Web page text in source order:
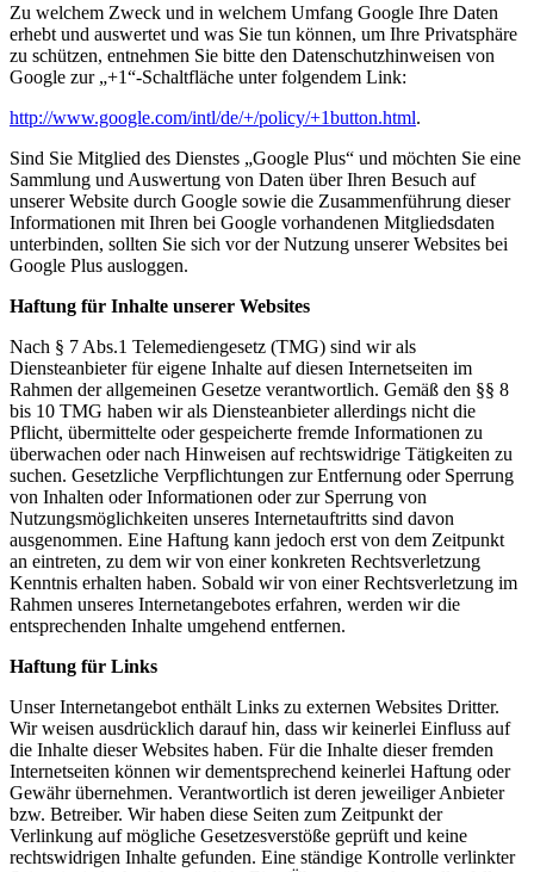
Zu welchem Zweck und in welchem Umfang Google Ihre Daten
erhebt und auswertet und was Sie tun können, um Ihre Privatsphäre
zu schützen, entnehmen Sie bitte den Datenschutzhinweisen von
Google zur „+1“-Schaltfläche unter folgendem Link:
http://www.google.com/intl/de/+/policy/+1button.html.
Sind Sie Mitglied des Dienstes „Google Plus“ und möchten Sie eine
Sammlung und Auswertung von Daten über Ihren Besuch auf
unserer Website durch Google sowie die Zusammenführung dieser
Informationen mit Ihren bei Google vorhandenen Mitgliedsdaten
unterbinden, sollten Sie sich vor der Nutzung unserer Websites bei
Google Plus ausloggen.
Haftung für Inhalte unserer Websites
Nach § 7 Abs.1 Telemediengesetz (TMG) sind wir als
Diensteanbieter für eigene Inhalte auf diesen Internetseiten im
Rahmen der allgemeinen Gesetze verantwortlich. Gemäß den §§ 8
bis 10 TMG haben wir als Diensteanbieter allerdings nicht die
Pflicht, übermittelte oder gespeicherte fremde Informationen zu
überwachen oder nach Hinweisen auf rechtswidrige Tätigkeiten zu
suchen. Gesetzliche Verpflichtungen zur Entfernung oder Sperrung
von Inhalten oder Informationen oder zur Sperrung von
Nutzungsmöglichkeiten unseres Internetauftritts sind davon
ausgenommen. Eine Haftung kann jedoch erst von dem Zeitpunkt
an eintreten, zu dem wir von einer konkreten Rechtsverletzung
Kenntnis erhalten haben. Sobald wir von einer Rechtsverletzung im
Rahmen unseres Internetangebotes erfahren, werden wir die
entsprechenden Inhalte umgehend entfernen.
Haftung für Links
Unser Internetangebot enthält Links zu externen Websites Dritter.
Wir weisen ausdrücklich darauf hin, dass wir keinerlei Einfluss auf
die Inhalte dieser Websites haben. Für die Inhalte dieser fremden
Internetseiten können wir dementsprechend keinerlei Haftung oder
Gewähr übernehmen. Verantwortlich ist deren jeweiliger Anbieter
bzw. Betreiber. Wir haben diese Seiten zum Zeitpunkt der
Verlinkung auf mögliche Gesetzesverstöße geprüft und keine
rechtswidrigen Inhalte gefunden. Eine ständige Kontrolle verlinkter